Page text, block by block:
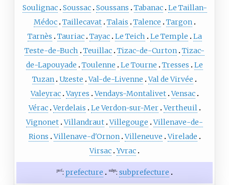
Soulignac Soussac Soussans Tabanac Le Taillan-
Médoc Taillecavat Talais Talence
Targon
Tarnès
Tauriac Tayac Le Teich Le Temple
La
Teste-de-Buch
Teuillac Tizac-de-Curton Tizac-
de-Lapouyade
Toulenne Le Tourne Tresses
Le
Tuzan Uzeste Val-de-Livenne
Val de Virvée
Valeyrac Vayres Vendays-Montalivet Vensac
Vérac Verdelais Le Verdon-sur-Mer Vertheuil
Vignonet Villandraut Villegouge
Villenave-de-
Rions Villenave-d'Ornon Villeneuve Virelade
Virsac Yvrac
pref: prefecture subpr: subprefecture